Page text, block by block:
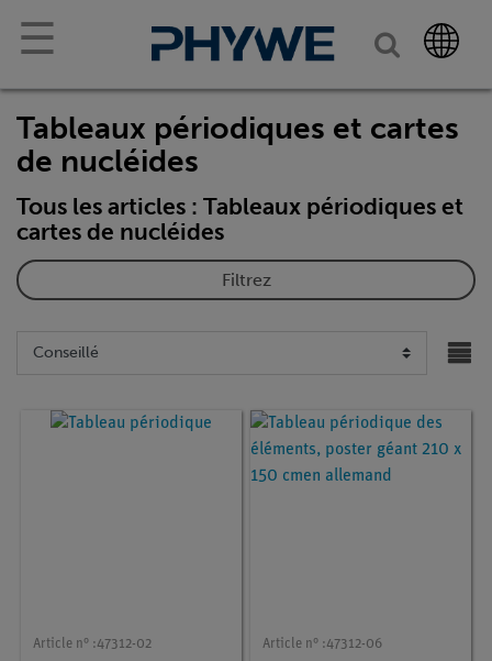
☰
Tableaux périodiques et cartes
de nucléides
Tous les articles : Tableaux périodiques et
cartes de nucléides
Filtrez
Article n° :47312-02 Article n° :47312-06